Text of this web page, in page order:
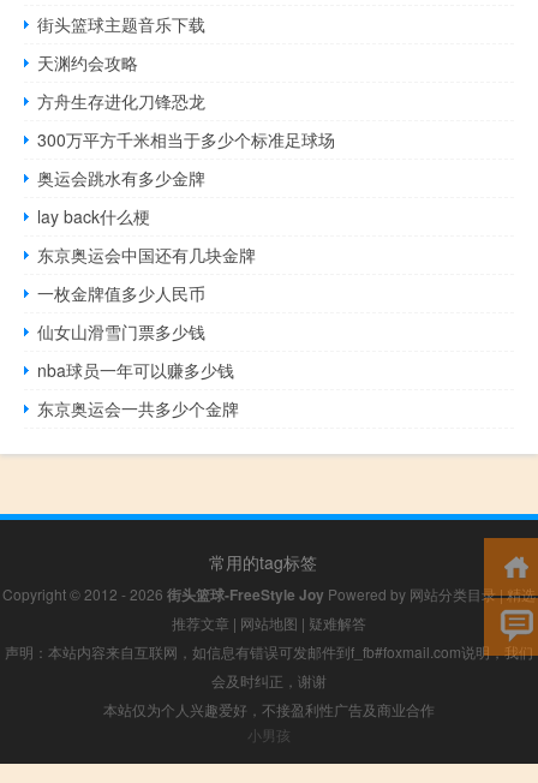
街头篮球主题音乐下载
天渊约会攻略
方舟生存进化刀锋恐龙
300万平方千米相当于多少个标准足球场
奥运会跳水有多少金牌
lay back什么梗
东京奥运会中国还有几块金牌
一枚金牌值多少人民币
仙女山滑雪门票多少钱
nba球员一年可以赚多少钱
东京奥运会一共多少个金牌
常用的tag标签
Copyright © 2012 - 2026 街头篮球-FreeStyle Joy Powered by 网站分类目录|精选
推荐文章 | 网站地图 | 疑难解答
声明：本站内容来自互联网，如信息有错误可发邮件到f_fb#foxmail.com说明，我们
会及时纠正，谢谢
本站仅为个人兴趣爱好，不接盈利性广告及商业合作
小男孩